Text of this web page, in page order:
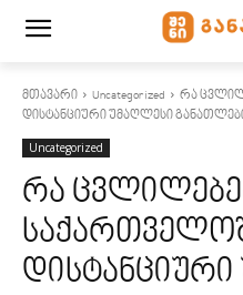
მთავარი Uncategorized
რა
დისტანციური უმაღლესი
Uncategorized
რა